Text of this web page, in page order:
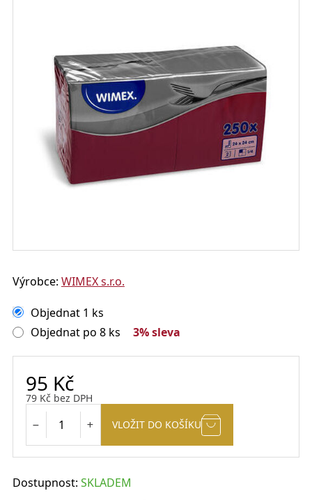
Výrobce: WIMEX s.r.o.
Objednat 1 ks
Objednat po 8 ks
3% sleva
95 Kč
79 Kčbez DPH
VLOŽIT DO KOŠÍKU
Dostupnost: SKLADEM